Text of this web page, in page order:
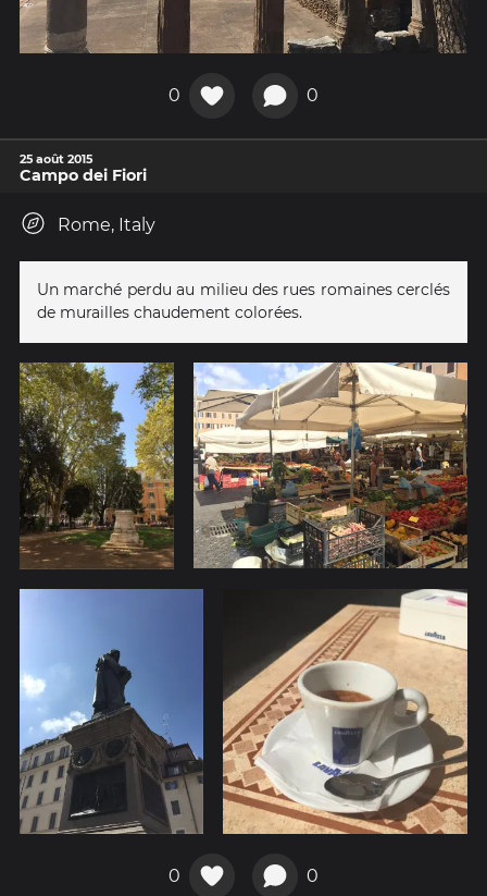
0 0
25 août 2015
Campo dei Fiori
Rome, Italy
Un marché perdu au milieu des rues romaines cerclés
de murailles chaudement colorées.
0 0